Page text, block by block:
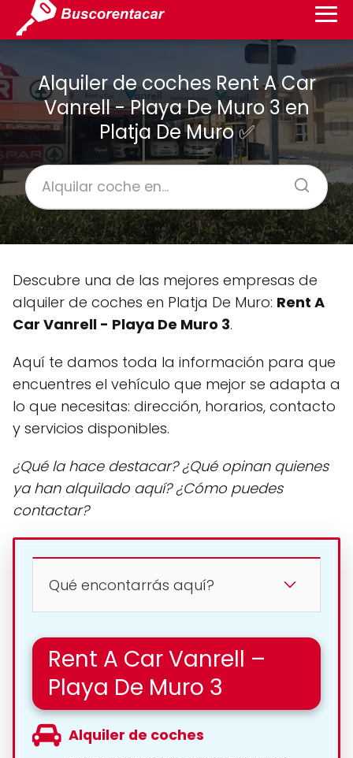
Alquiler de coches Rent A Car
Vanrell - Playa De Muro 3 en
Platja De Muro ✅
Descubre una de las mejores empresas de
alquiler de coches en Platja De Muro: Rent A
Car Vanrell - Playa De Muro 3.
Aquí te damos toda la información para que
encuentres el vehículo que mejor se adapta a
lo que necesitas: dirección, horarios, contacto
y servicios disponibles.
¿Qué la hace destacar? ¿Qué opinan quienes
ya han alquilado aquí? ¿Cómo puedes
contactar?
Qué encontarrás aquí?
Rent A Car Vanrell –
Playa De Muro 3
Alquiler de coches